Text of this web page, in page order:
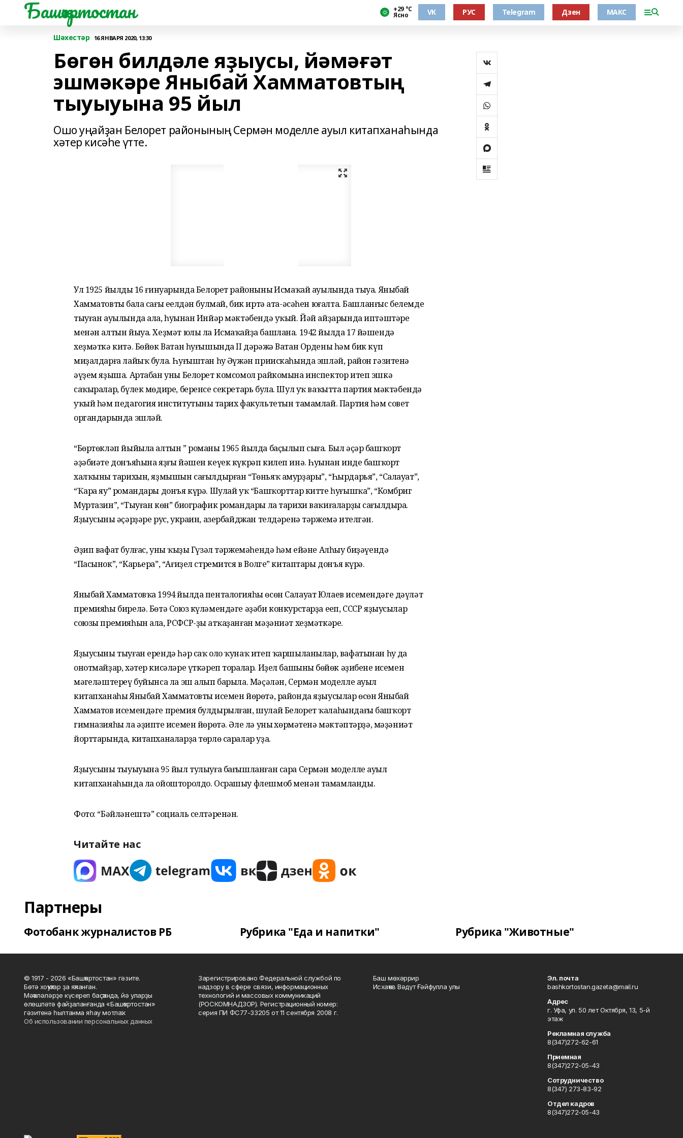
Башҡортостан +29 °С
Ясно VK РУС Telegram Дзен МАКС
Шәхестәр 16 ЯНВАРЯ 2020, 13:30
Бөгөн билдәле яҙыусы, йәмәғәт
эшмәкәре Яныбай Хамматовтың
тыуыуына 95 йыл
Ошо уңайҙан Белорет районының Сермән моделле ауыл китапханаһында
хәтер кисәһе үтте.
Ул 1925 йылдың 16 ғинуарында Белорет районының Исмаҡай ауылында тыуа. Яныбай
Хамматовтың бала сағы еңелдән булмай, бик иртә ата-әсәһен юғалта. Башланғыс белемде
тыуған ауылында ала, һуңынан Инйәр мәктәбендә уҡый. Йәй айҙарында иптәштәре
менән алтын йыуа. Хеҙмәт юлы ла Исмаҡайҙа башлана. 1942 йылда 17 йәшендә
хеҙмәткә китә. Бөйөк Ватан һуғышында II дәрәжә Ватан Ордены һәм бик күп
миҙалдарға лайыҡ була. Һуғыштан һуң Әүжән приискаһында эшләй, район гәзитенә
әүҙем яҙыша. Артабан уны Белорет комсомол райкомына инспектор итеп эшкә
саҡыралар, бүлек мөдире, беренсе секретарь була. Шул уҡ ваҡытта партия мәктәбендә
уҡый һәм педагогия институтының тарих факультетын тамамлай. Партия һәм совет
органдарында эшләй.
“Бөртөкләп йыйыла алтын ” романы 1965 йылда баҫылып сыға. Был әҫәр башҡорт
әҙәбиәте донъяһына яҙғы йәшен кеүек күкрәп килеп инә. Һуңынан инде башҡорт
халҡының тарихын, яҙмышын сағылдырған “Төньяҡ амурҙары”, “Һырдарья”, “Салауат”,
“Ҡара яу” романдары донъя күрә. Шулай уҡ “Башҡорттар китте һуғышҡа”, “Комбриг
Муртазин”, “Тыуған көн” биографик романдары ла тарихи ваҡиғаларҙы сағылдыра.
Яҙыусының әҫәрҙәре рус, украин, азербайджан телдәренә тәржемә ителгән.
Әҙип вафат булғас, уның ҡыҙы Гүзәл тәржемәһендә һәм ейәне Алһыу биҙәүендә
“Пасынок”, “Карьера”, “Ағиҙел стремится в Волге” китаптары донъя күрә.
Яныбай Хамматовҡа 1994 йылда пенталогияһы өсөн Салауат Юлаев исемендәге дәүләт
премияһы бирелә. Бөтә Союз күләмендәге әҙәби конкурстарҙа еңеп, СССР яҙыусылар
союзы премияһын ала, РСФСР-ҙың атҡаҙанған мәҙәниәт хеҙмәткәре.
Яҙыусыны тыуған ерендә һәр саҡ оло ҡунаҡ итеп ҡаршыланылар, вафатынан һуң да
онотмайҙар, хәтер кисәләре үткәреп торалар. Иҙел башының бөйөк әҙибенең исемен
мәңгеләштереү буйынса ла эш алып барыла. Мәҫәлән, Сермән моделле ауыл
китапханаһы Яныбай Хамматовтың исемен йөрөтә, районда яҙыусылар өсөн Яныбай
Хамматов исемендәге премия булдырылған, шулай Белорет ҡалаһындағы башҡорт
гимназияһы ла әҙиптең исемен йөрөтә. Әле лә уның хөрмәтенә мәктәптәрҙә, мәҙәниәт
йорттарында, китапханаларҙа төрлө саралар уҙа.
Яҙыусының тыуыуына 95 йыл тулыуға бағышланған сара Сермән моделле ауыл
китапханаһында ла ойошторолдо. Осрашыу флешмоб менән тамамланды.
Фото: “Бәйләнештә” социаль селтәренән.
Читайте нас
Партнеры
Фотобанк журналистов РБ Рубрика "Еда и напитки" Рубрика "Животные"
© 1917 - 2026 «Башҡортостан» гәзите.
Бөтә хоҡуҡтар ҙа яҡланған.
Мәҡәләләрҙе күсереп баҫҡанда, йә уларҙы
өлөшләтә файҙаланғанда «Башҡортостан»
гәзитенә һылтанма яһау мотлаҡ.
Об использовании персональных данных
Зарегистрировано Федеральной службой по
надзору в сфере связи, информационных
технологий и массовых коммуникаций
(РОСКОМНАДЗОР). Регистрационный номер:
серия ПИ ФС77-33205 от 11 сентября 2008 г.
Баш мөхәррир
Исхаҡов Вәдүт Ғәйфулла улы
Эл. почта
bashkortostan.gazeta@mail.ru
Адрес
г. Уфа, ул. 50 лет Октября, 13, 5-й
этаж
Рекламная служба
8(347)272-62-61
Приемная
8(347)272-05-43
Сотрудничество
8(347) 273-83-92
Отдел кадров
8(347)272-05-43